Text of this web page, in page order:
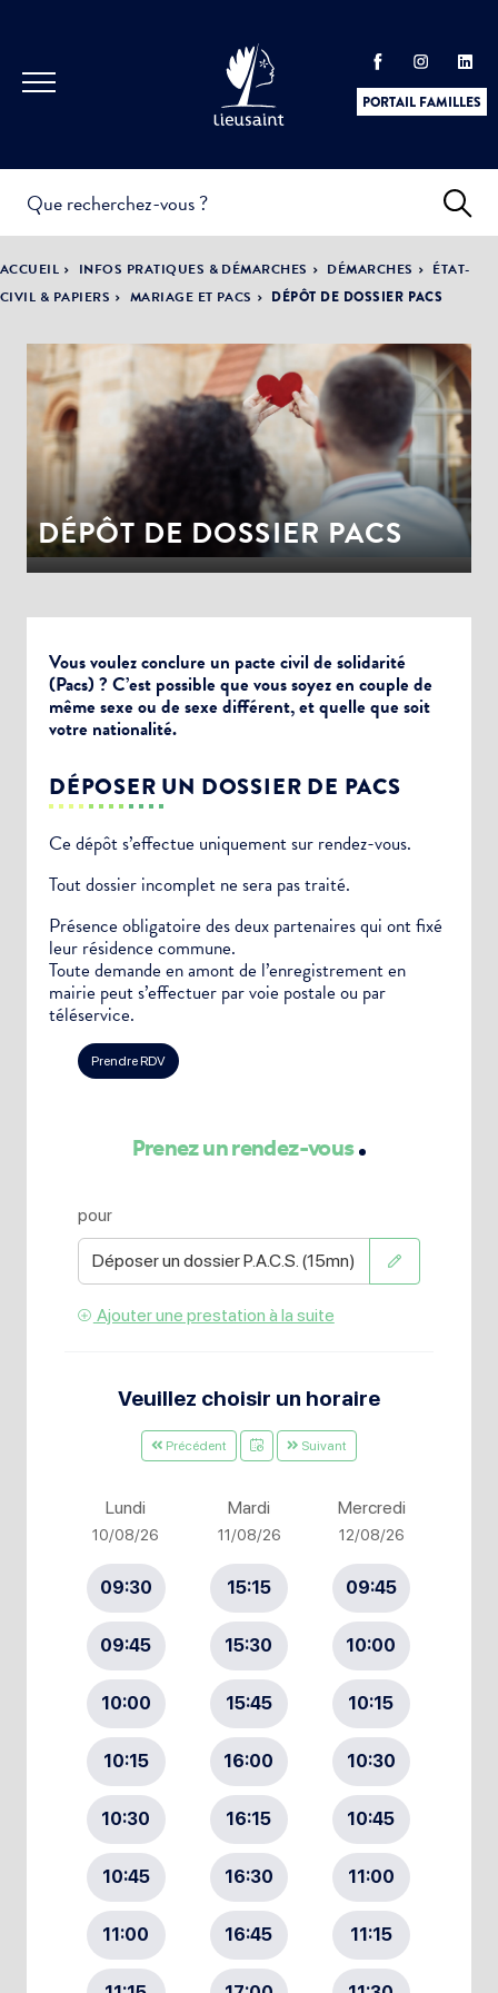
PORTAIL FAMILLES
PRATIQUES &
DÉMARCHES
ACTUALITÉS &
ÉVÈNEMENTS
LA VILLE
DÉMOCRATIE
PARTICIPATIVE
ACCUEIL INFOS PRATIQUES & DÉMARCHES DÉMARCHES
ÉTAT-
CIVIL & PAPIERS
MARIAGE ET PACS DÉPÔT DE DOSSIER PACS
DÉPÔT DE DOSSIER PACS
Vous voulez conclure un pacte civil de solidarité
(Pacs) ? C’est possible que vous soyez en couple de
même sexe ou de sexe différent, et quelle que soit
votre nationalité.
DÉPOSER UN DOSSIER DE PACS
Ce dépôt s’effectue uniquement sur rendez-vous.
Tout dossier incomplet ne sera pas traité.
Présence obligatoire des deux partenaires qui ont fixé
leur résidence commune.
Toute demande en amont de l’enregistrement en
mairie peut s’effectuer par voie postale ou par
téléservice.